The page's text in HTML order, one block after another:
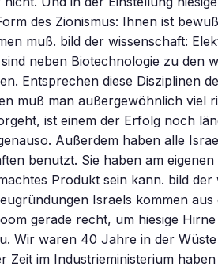
des Zionismus: Ihnen ist
muß. bild der wissenschaft:
neben Biotechnologie zu den
Entsprechen diese Disziplinen
muß man außergewöhnlich viel
ist einem der Erfolg noch
Außerdem haben alle
benutzt. Sie haben am
Produkt sein kann. bild der
Israels kommen
gerade recht, um hiesige
Wir waren 40 Jahre in der
Zeit im Industrieministerium